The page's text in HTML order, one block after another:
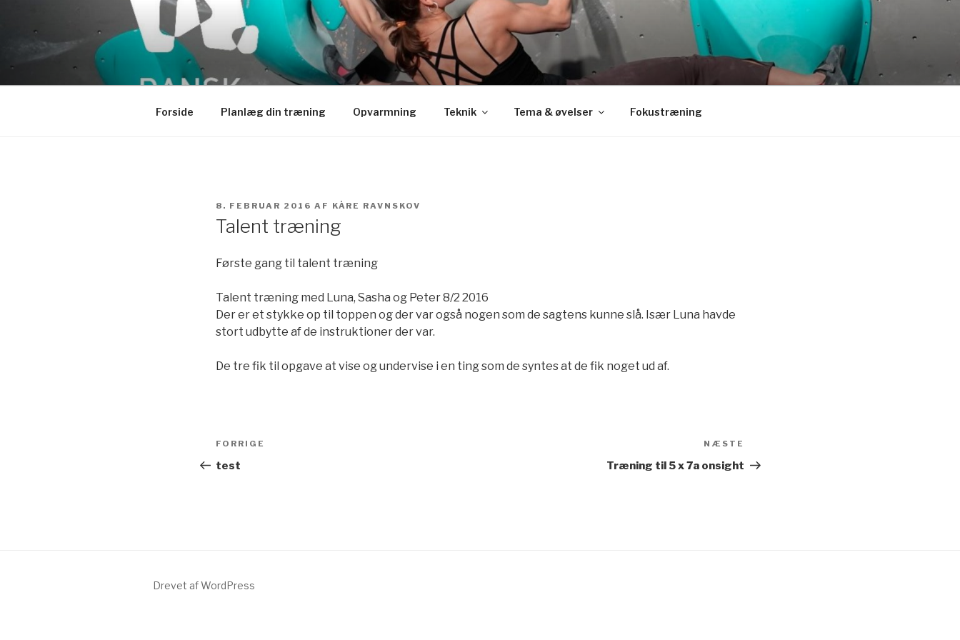
Forside Planlæg din træning Opvarmning Teknik Tema & øvelser Fokustræning
UDGIVET
8. FEBRUAR 2016 AF KÅRE RAVNSKOV
Talent træning
Første gang til talent træning
Talent træning med Luna, Sasha og Peter 8/2 2016
Der er et stykke op til toppen og der var også nogen som de sagtens kunne slå. Især Luna havde
stort udbytte af de instruktioner der var.
De tre fik til opgave at vise og undervise i en ting som de syntes at de fik noget ud af.
Indlægsnavigation
Forrige
indlæg
FORRIGE
test
indlæg
NÆSTE
Træning til 5 x 7a onsight
Drevet af WordPress